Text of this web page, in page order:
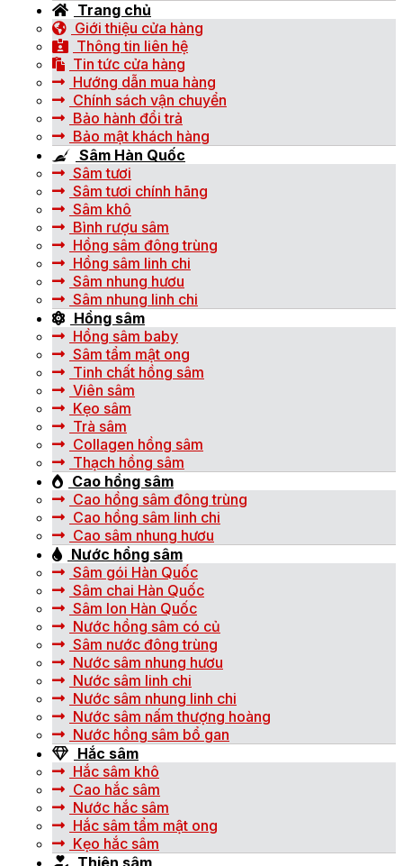
Trang chủ
Giới thiệu cửa hàng
Thông tin liên hệ
Tin tức cửa hàng
Hướng dẫn mua hàng
Chính sách vận chuyển
Bảo hành đổi trả
Bảo mật khách hàng
Sâm Hàn Quốc
Sâm tươi
Sâm tươi chính hãng
Sâm khô
Bình rượu sâm
Hồng sâm đông trùng
Hồng sâm linh chi
Sâm nhung hươu
Sâm nhung linh chi
Hồng sâm
Hồng sâm baby
Sâm tẩm mật ong
Tinh chất hồng sâm
Viên sâm
Kẹo sâm
Trà sâm
Collagen hồng sâm
Thạch hồng sâm
Cao hồng sâm
Cao hồng sâm đông trùng
Cao hồng sâm linh chi
Cao sâm nhung hươu
Nước hồng sâm
Sâm gói Hàn Quốc
Sâm chai Hàn Quốc
Sâm lon Hàn Quốc
Nước hồng sâm có củ
Sâm nước đông trùng
Nước sâm nhung hươu
Nước sâm linh chi
Nước sâm nhung linh chi
Nước sâm nấm thượng hoàng
Nước hồng sâm bổ gan
Hắc sâm
Hắc sâm khô
Cao hắc sâm
Nước hắc sâm
Hắc sâm tẩm mật ong
Kẹo hắc sâm